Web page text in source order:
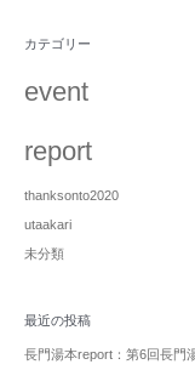
カテゴリー
event
report
thanksonto2020
utaakari
未分類
最近の投稿
長門湯本report：第6回長門